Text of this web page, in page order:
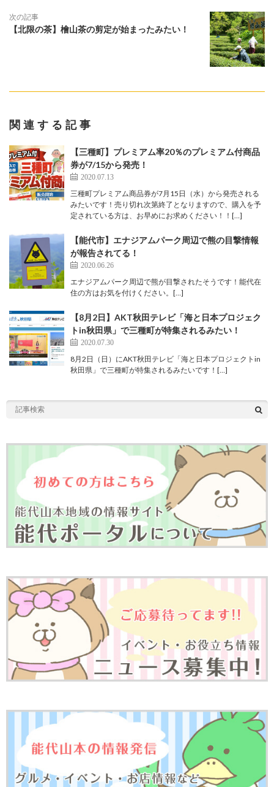
次の記事
【北限の茶】檜山茶の剪定が始まったみたい！
関連する記事
【三種町】プレミアム率20％のプレミアム付商品
券が7/15から発売！
2020.07.13
三種町プレミアム商品券が7月15日（水）から発売される
みたいです！売り切れ次第終了となりますので、購入を予
定されている方は、お早めにお求めください！！[…]
【能代市】エナジアムパーク周辺で熊の目撃情報
が報告されてる！
2020.06.26
エナジアムパーク周辺で熊が目撃されたそうです！能代在
住の方はお気を付けください。[…]
【8月2日】AKT秋田テレビ「海と日本プロジェク
トin秋田県」で三種町が特集されるみたい！
2020.07.30
8月2日（日）にAKT秋田テレビ「海と日本プロジェクトin
秋田県」で三種町が特集されるみたいです！[…]